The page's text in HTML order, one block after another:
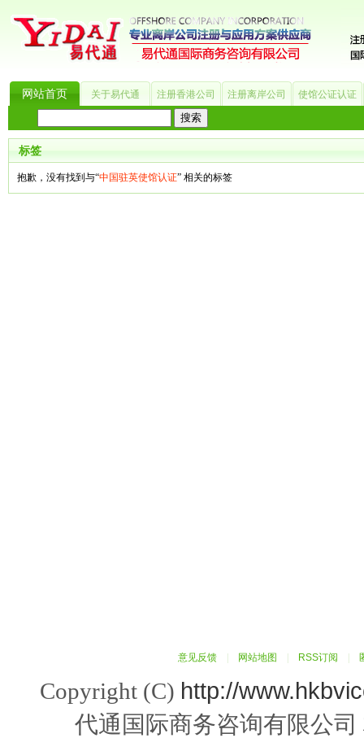
网站首页 关于易代通 注册香港公司 注册离岸公司 使馆公证认证
热门搜索：_? 美国公司 BVI公司 英国公司 银行开户 香港公司 商标注册
标签
抱歉，没有找到与“中国驻英使馆认证” 相关的标签
意见反馈 网站地图 RSS订阅
Copyright (C) http://
代通国际商务咨询有限公